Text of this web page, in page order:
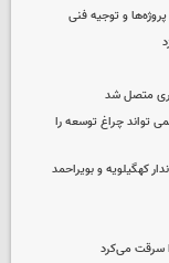
و توجیه فنی
تواند چراغ توسعه را
کهگیلویه و بویراحمد